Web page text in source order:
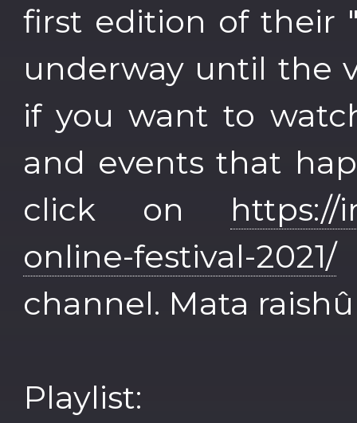
first edition of their
underway until the
if you want to
and events that
click on https://
online-festival-2021/
channel. Mata raishû
Playlist: